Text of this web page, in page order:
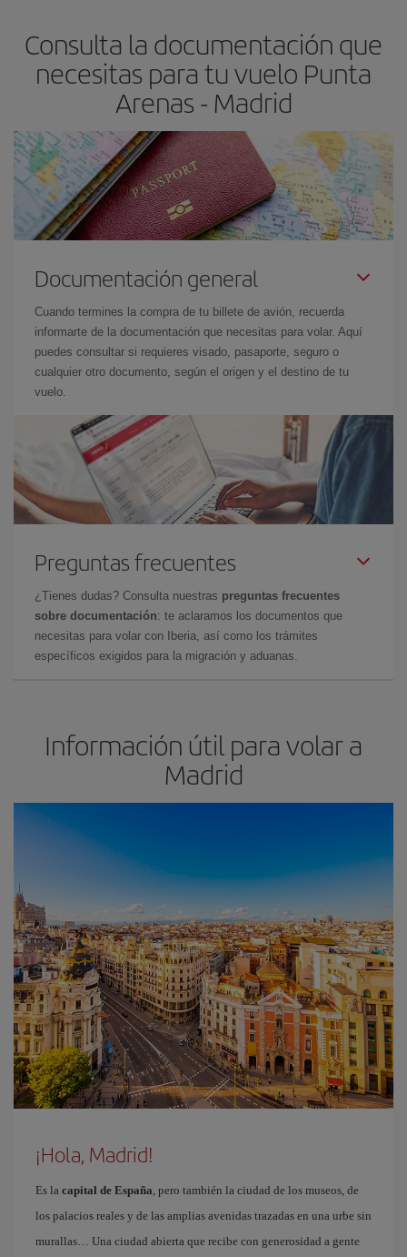
avión más baratos te saldrán. Además, si buscas los vuelos con
las fechas y los horarios del viaje un poco abiertos, podráselegir
el precio más barato.
Consulta la documentación que
necesitas para tu vuelo Punta
Arenas - Madrid
Documentación general
Cuando termines la compra de tu billete de avión, recuerda
informarte de la documentación que necesitas para volar. Aquí
puedes consultar si requieres visado, pasaporte, seguro o
cualquier otro documento, según el origen y el destino de tu
vuelo.
Preguntas frecuentes
¿Tienes dudas? Consulta nuestras preguntas frecuentes
sobre documentación: te aclaramos los documentos que
necesitas para volar con Iberia, así como los trámites
específicos exigidos para la migración y aduanas.
Información útil para volar a
Madrid
¡Hola, Madrid!
Es la capital de España, pero también la ciudad de los museos, de
los palacios reales y de las amplias avenidas trazadas en una urbe sin
murallas… Una ciudad abierta que recibe con generosidad a gente